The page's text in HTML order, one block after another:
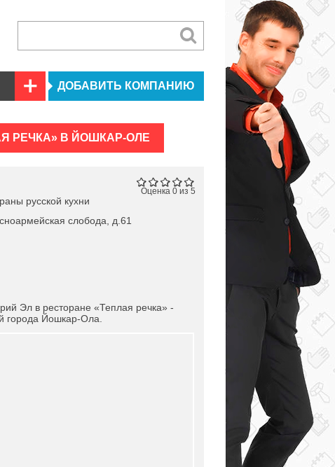
ДОБАВИТЬ КОМПАНИЮ
РЕЧКА» В ЙОШКАР-ОЛЕ
Оценка 0 из 5
русской кухни
слобода, д.61
Эл в ресторане «Теплая речка» -
города Йошкар-Ола.